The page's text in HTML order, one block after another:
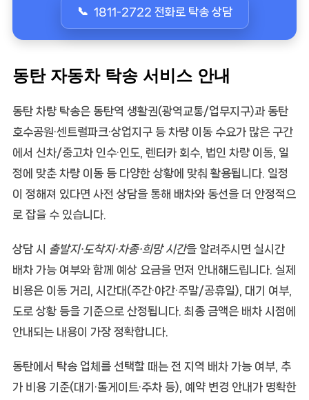
1811-2722 전화로 탁송 상담
동탄 자동차 탁송 서비스 안내
동탄 차량 탁송은 동탄역 생활권(광역교통/업무지구)과 동탄
호수공원·센트럴파크·상업지구 등 차량 이동 수요가 많은 구간
에서 신차/중고차 인수·인도 렌터카 회수, 법인 차량 이동, 일
정에 맞춘 차량 이동등 다양한 상황에 맞춰 활용됩니다. 일정
이 정해져 있다면 사전 상담을 통해 배차와 동선을 더 안정적으
로 잡을 수 있습니다.
상담 시 출발지·도착지·차종·희망 시간을 알려주시면 실시간
배차 가능 여부와 함께 예상 요금을 먼저 안내해드립니다. 실제
비용은 이동 거리, 시간대(주간·야간·주말/공휴일), 대기 여부,
도로 상황 등을 기준으로 산정됩니다. 최종 금액은 배차 시점에
안내되는 내용이 가장 정확합니다.
동탄에서 탁송 업체를 선택할 때는 전 지역 배차 가능 여부, 추
가 비용 기준(대기·톨게이트·주차 등) 예약 변경 안내 가 명확한